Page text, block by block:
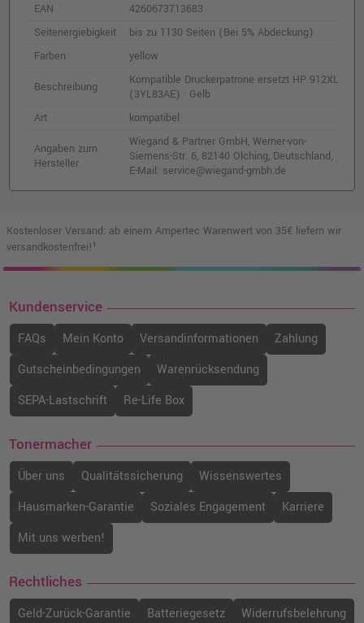
EAN
4260673713683
Seitenergiebigkeit
bis zu 1130 Seiten (Bei 5% Abdeckung)
Farben
yellow
Beschreibung
Kompatible Druckerpatrone ersetzt HP 912XL
(3YL83AE) · Gelb
Art
kompatibel
Angaben zum
Hersteller
Wiegand & Partner GmbH, Werner-von-
Siemens-Str. 6, 82140 Olching, Deutschland,
E-Mail: service@wiegand-gmbh.de
Kostenloser Versand: ab einem Ampertec Warenwert von 35€ liefern wir
versandkostenfrei!¹
Kundenservice
FAQs Mein Konto Versandinformationen
Zahlung
Gutscheinbedingungen
Warenrücksendung
SEPA-Lastschrift
Re-Life Box
Tonermacher
Über uns Qualitätssicherung
Wissenswertes
Hausmarken-Garantie
Soziales Engagement
Karriere
Mit uns werben!
Rechtliches
Geld-Zurück-Garantie Batteriegesetz
Widerrufsbelehrung